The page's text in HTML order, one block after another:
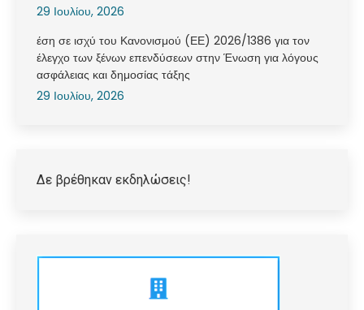
29 Ιουλίου, 2026
έση σε ισχύ του Κανονισμού (ΕΕ) 2026/1386 για τον
έλεγχο των ξένων επενδύσεων στην Ένωση για λόγους
ασφάλειας και δημοσίας τάξης
29 Ιουλίου, 2026
Δε βρέθηκαν εκδηλώσεις!